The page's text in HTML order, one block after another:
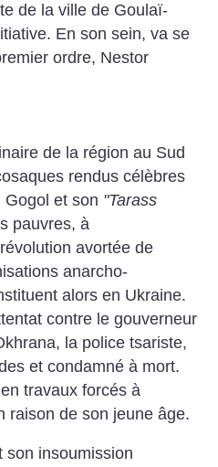
de la ville de Goulaï-
En son sein, va se
ordre, Nestor
de la région au Sud
rendus célèbres
Gogol et son "Tarass
pauvres, à
avortée de
anarcho-
alors en Ukraine.
contre le gouverneur
la police tsariste,
et condamné à mort.
travaux forcés à
raison de son jeune âge.
son insoumission